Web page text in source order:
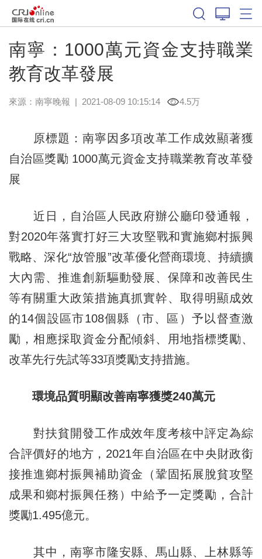
南寧：1000萬元資金支持職業
教育改革發展
來源： 南寧晚報 | 2021-08-09 10:15:14 4.5万
原標題：南寧因多項改革工作成效顯著獲
自治區獎勵 1000萬元資金支持職業教育改革發
展
近日，自治區人民政府辦公廳印發通報，
對2020年落實打好三大攻堅戰和實施鄉村振興
戰略、深化“放管服”改革優化營商環境、持續擴
大內需、推進創新驅動發展、保障和改善民生
等有關重大政策措施真抓實幹、取得明顯成效
的14個設區市108個縣（市、區）予以督查激
勵，相應採取資金分配傾斜、用地指標獎勵、
改革先行先試等33項獎勵支持措施。
環境品質明顯改善南寧獲獎240萬元
對扶貧開發工作成效年度考核中評定為綜
合評價好的地方，2021年自治區在中央財政銜
接推進鄉村振興補助資金（鞏固拓展脫貧攻堅
成果和鄉村振興任務）中給予一定獎勵，合計
獎勵1.495億元。
其中，南寧市隆安縣、馬山縣、上林縣等